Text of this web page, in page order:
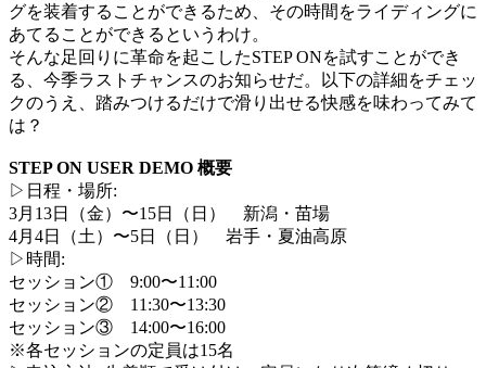
グを装着することができるため、その時間をライディングに
あてることができるというわけ。
そんな足回りに革命を起こしたSTEP ONを試すことができ
る、今季ラストチャンスのお知らせだ。以下の詳細をチェッ
クのうえ、踏みつけるだけで滑り出せる快感を味わってみて
は？
STEP ON USER DEMO 概要
▷日程・場所:
3月13日（金）〜15日（日） 新潟・苗場
4月4日（土）〜5日（日） 岩手・夏油高原
▷時間:
セッション① 9:00〜11:00
セッション② 11:30〜13:30
セッション③ 14:00〜16:00
※各セッションの定員は15名